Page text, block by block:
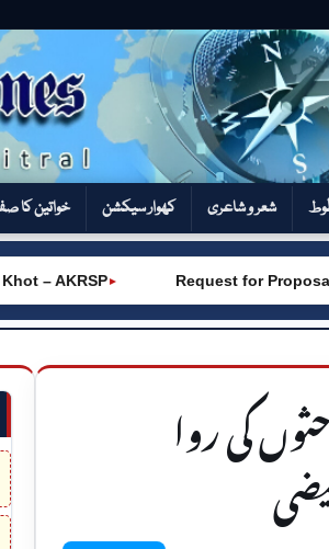
شعر و شاعری کھوار سیکشن‎ خواتین کا
► Request for Proposals
کی روا